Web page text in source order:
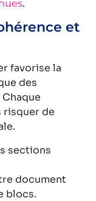
.
et
favorise la
des
risquer de
sections
document
blocs.